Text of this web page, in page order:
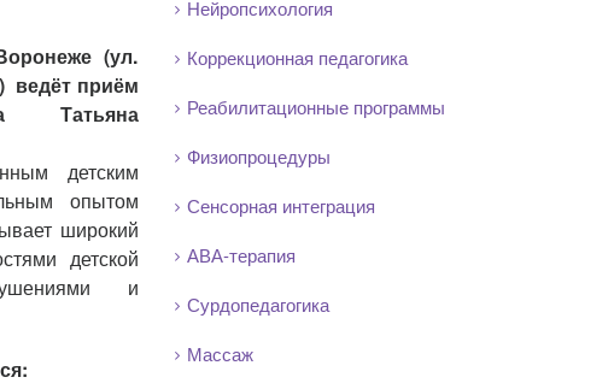
(ул.
ведёт приём
Татьяна
детским
опытом
широкий
детской
и
Нейропсихология
Коррекционная педагогика
Реабилитационные программы
Физиопроцедуры
Сенсорная интеграция
АВА-терапия
Сурдопедагогика
Массаж